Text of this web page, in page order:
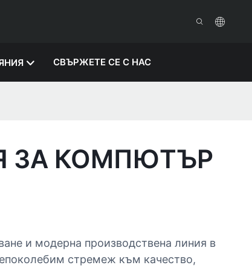
СВЪРЖЕТЕ СЕ С НАС
ЗА КОМПЮТЪР
и модерна производствена линия в
стремеж към качество,